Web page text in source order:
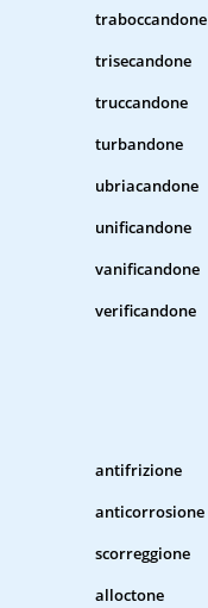
traboccandone
trisecandone
truccandone
turbandone
ubriacandone
unificandone
vanificandone
verificandone
antifrizione
anticorrosione
scorreggione
alloctone